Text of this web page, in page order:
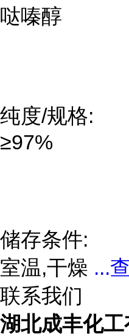
哒嗪醇
纯度/规格:
≥97%
储存条件:
室温,干燥 ...
联系我们
湖北成丰化工